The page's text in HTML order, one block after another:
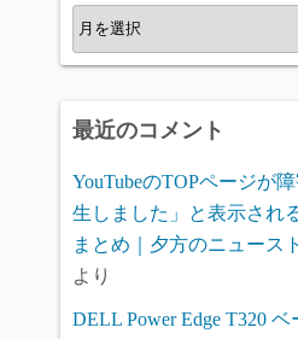
ア
ー
ブ
最近のコメント
YouTubeのTOPページが
生しました」と表示され
まとめ｜夕方のニュース
より
DELL Power Edge T320